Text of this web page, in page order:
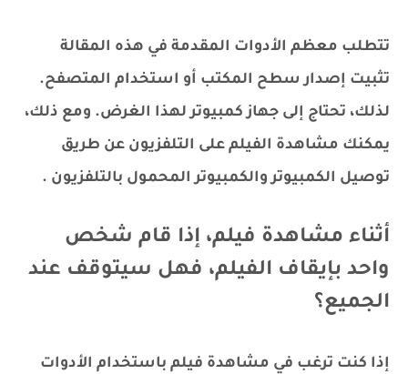
تتطلب معظم الأدوات المقدمة في هذه المقالة
تثبيت إصدار سطح المكتب أو استخدام المتصفح.
لذلك، تحتاج إلى جهاز كمبيوتر لهذا الغرض. ومع ذلك،
يمكنك مشاهدة الفيلم على التلفزيون عن طريق
توصيل الكمبيوتر والكمبيوتر المحمول بالتلفزيون .
أثناء مشاهدة فيلم، إذا قام شخص
واحد بإيقاف الفيلم، فهل سيتوقف عند
الجميع؟
إذا كنت ترغب في مشاهدة فيلم باستخدام الأدوات